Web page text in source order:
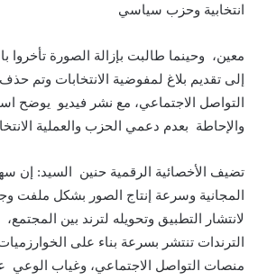
انتخابية وحزب سياسي
معين، وحينما طالبت بإزالة الصورة تأخروا
إلى تقديم بلاغ لمفوضية الانتخابات وتم
التواصل الاجتماعي، مع نشر فيديو يوضح
والإحاطة بعدم دعمي الحزب والعملية
تضيف الأخصائية الرقمية حنين السيد: إن
المجانية وسرعة إنتاج الصور بشكل ملفت
لانتشار التطبيق وتحويله لترند بين
الترندات تنتشر بسرعة بناء على
منصات التواصل الاجتماعي، وغياب الوعي